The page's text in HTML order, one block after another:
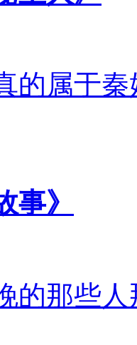
的属于秦
事》
的那些